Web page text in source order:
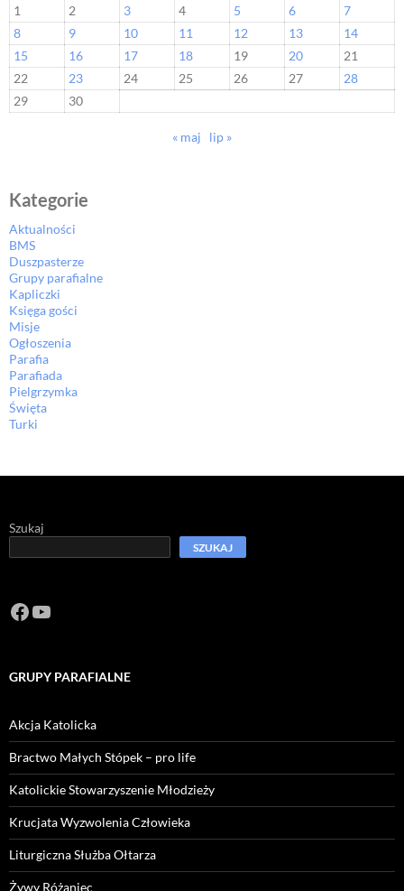
1
2 3 4 5 6
7
8
9 10 11 12 13
14
15
16 17 18 19 20
21
22
23 24 25 26 27
28
29
30
« maj lip »
Kategorie
Aktualności
BMS
Duszpasterze
Grupy parafialne
Kapliczki
Księga gości
Misje
Ogłoszenia
Parafia
Parafiada
Pielgrzymka
Święta
Turki
Szukaj
SZUKAJ
Facebook
https://www.youtube.com/channel/
GRUPY PARAFIALNE
Akcja Katolicka
Bractwo Małych Stópek – pro life
Katolickie Stowarzyszenie Młodzieży
Krucjata Wyzwolenia Człowieka
Liturgiczna Służba Ołtarza
Żywy Różaniec